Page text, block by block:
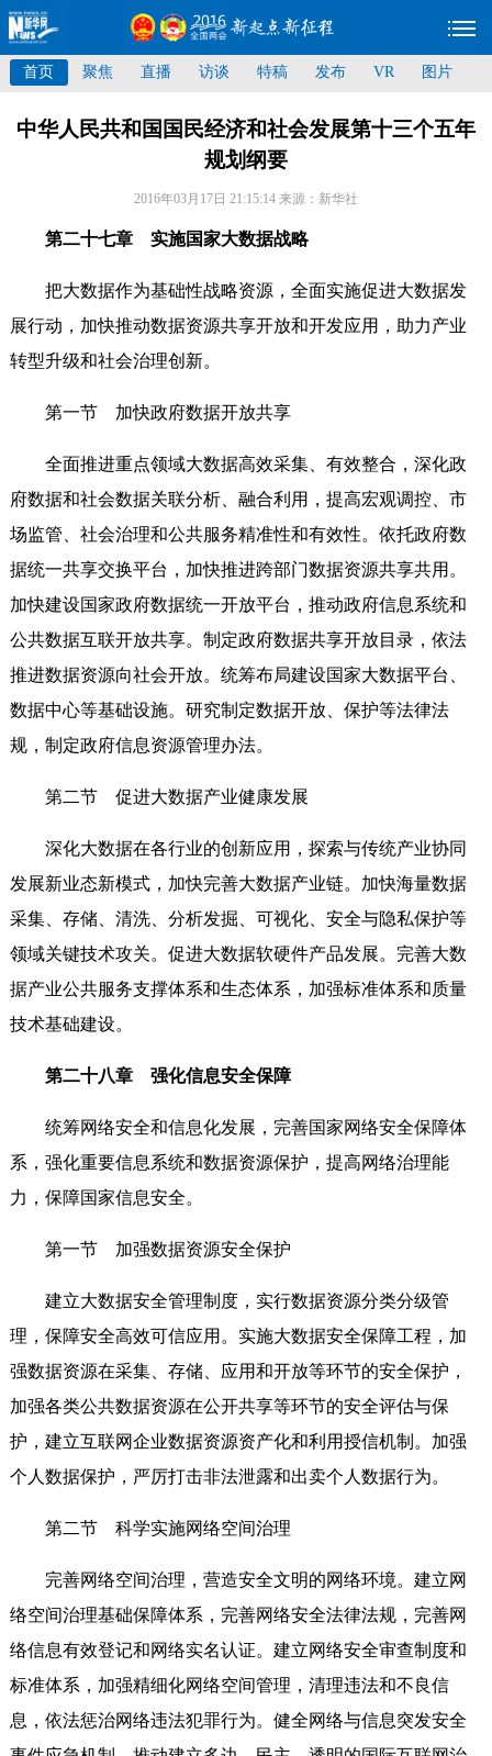
首页 聚焦 直播 访谈 特稿 发布 VR 图片
中华人民共和国国民经济和社会发展第十三个五年
规划纲要
2016年03月17日 21:15:14 来源：新华社
第二十七章 实施国家大数据战略
把大数据作为基础性战略资源，全面实施促进大数据发
展行动，加快推动数据资源共享开放和开发应用，助力产业
转型升级和社会治理创新。
第一节 加快政府数据开放共享
全面推进重点领域大数据高效采集、有效整合，深化政
府数据和社会数据关联分析、融合利用，提高宏观调控、市
场监管、社会治理和公共服务精准性和有效性。依托政府数
据统一共享交换平台，加快推进跨部门数据资源共享共用。
加快建设国家政府数据统一开放平台，推动政府信息系统和
公共数据互联开放共享。制定政府数据共享开放目录，依法
推进数据资源向社会开放。统筹布局建设国家大数据平台、
数据中心等基础设施。研究制定数据开放、保护等法律法
规，制定政府信息资源管理办法。
第二节 促进大数据产业健康发展
深化大数据在各行业的创新应用，探索与传统产业协同
发展新业态新模式，加快完善大数据产业链。加快海量数据
采集、存储、清洗、分析发掘、可视化、安全与隐私保护等
领域关键技术攻关。促进大数据软硬件产品发展。完善大数
据产业公共服务支撑体系和生态体系，加强标准体系和质量
技术基础建设。
第二十八章 强化信息安全保障
统筹网络安全和信息化发展，完善国家网络安全保障体
系，强化重要信息系统和数据资源保护，提高网络治理能
力，保障国家信息安全。
第一节 加强数据资源安全保护
建立大数据安全管理制度，实行数据资源分类分级管
理，保障安全高效可信应用。实施大数据安全保障工程，加
强数据资源在采集、存储、应用和开放等环节的安全保护，
加强各类公共数据资源在公开共享等环节的安全评估与保
护，建立互联网企业数据资源资产化和利用授信机制。加强
个人数据保护，严厉打击非法泄露和出卖个人数据行为。
第二节 科学实施网络空间治理
完善网络空间治理，营造安全文明的网络环境。建立网
络空间治理基础保障体系，完善网络安全法律法规，完善网
络信息有效登记和网络实名认证。建立网络安全审查制度和
标准体系，加强精细化网络空间管理，清理违法和不良信
息，依法惩治网络违法犯罪行为。健全网络与信息突发安全